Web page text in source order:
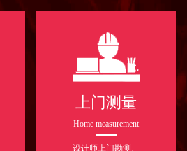
上门测量
Home measurement
设计师上门勘测、